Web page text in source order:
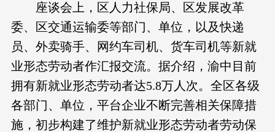
座谈会上，区人力社保局、区发展改革
委、区交通运输委等部门、单位，以及快递
员、外卖骑手、网约车司机、货车司机等新就
业形态劳动者作汇报交流。据介绍，渝中目前
拥有新就业形态劳动者达5.8万人次。全区各级
各部门、单位，平台企业不断完善相关保障措
施，初步构建了维护新就业形态劳动者劳动保